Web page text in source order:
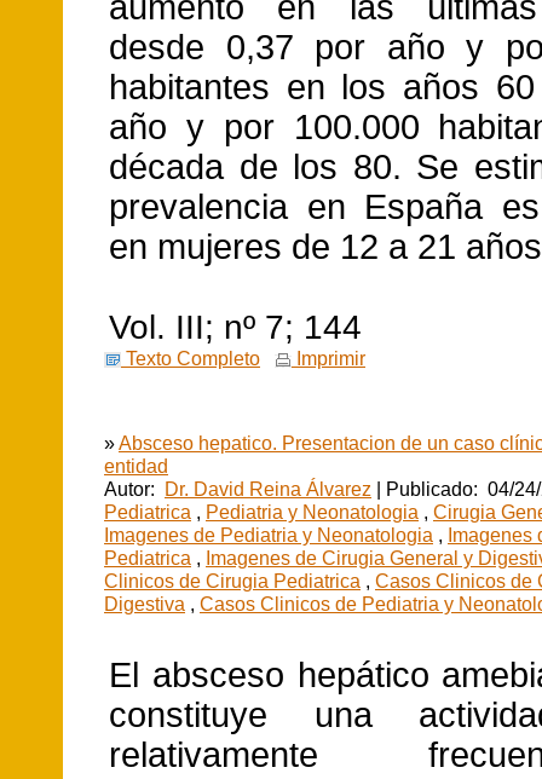
desde 0,37 por año y
habitantes en los años
año y por 100.000
década de los 80. Se
prevalencia en España
en mujeres de 12 a 21
Vol. III; nº 7; 144
Texto Completo Imprimir
»Absceso hepatico. Presentacion de un caso
entidad
Autor: Dr. David Reina Álvarez | Publicado: 04/
Pediatrica , Pediatria y Neonatologia , Cirugia
Imagenes de Pediatria y Neonatologia , Imagenes
Pediatrica , Imagenes de Cirugia General y
Clinicos de Cirugia Pediatrica , Casos Clinicos de
Digestiva , Casos Clinicos de Pediatria y
El absceso hepático
constituye una
relativamente